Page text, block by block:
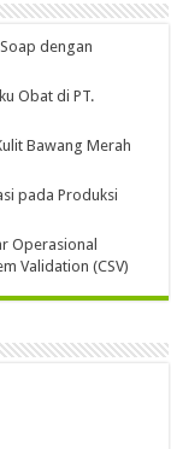
dengan
Obat di PT.
Bawang Merah
pada Produksi
Operasional
Validation (CSV)